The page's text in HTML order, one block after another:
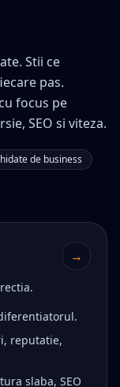
Stii ce
pas.
focus pe
SEO si viteza.
de business
→
reputatie,
slaba, SEO